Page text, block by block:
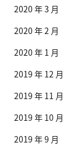
2020 年 3 月
2020 年 2 月
2020 年 1 月
2019 年 12 月
2019 年 11 月
2019 年 10 月
2019 年 9 月